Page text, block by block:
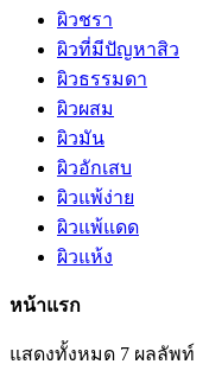
ผิวชรา
ผิวที่มีปัญหาสิว
ผิวธรรมดา
ผิวผสม
ผิวมัน
ผิวอักเสบ
ผิวแพ้ง่าย
ผิวแพ้แดด
ผิวแห้ง
หน้าแรก
แสดงทั้งหมด 7 ผลลัพท์